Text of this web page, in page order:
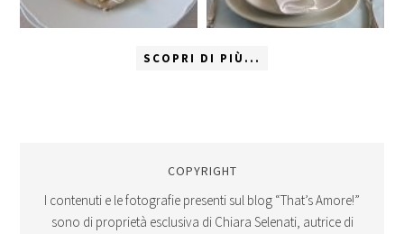
SCOPRI DI PIÙ...
COPYRIGHT
I contenuti e le fotografie presenti sul blog “That’s Amore!”
sono di proprietà esclusiva di Chiara Selenati, autrice di